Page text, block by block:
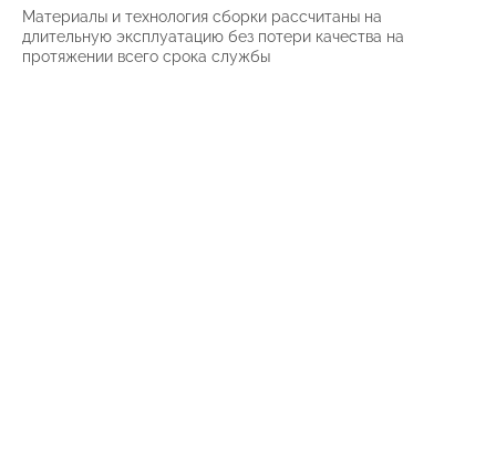
Материалы и технология сборки рассчитаны на
длительную эксплуатацию без потери качества на
протяжении всего срока службы